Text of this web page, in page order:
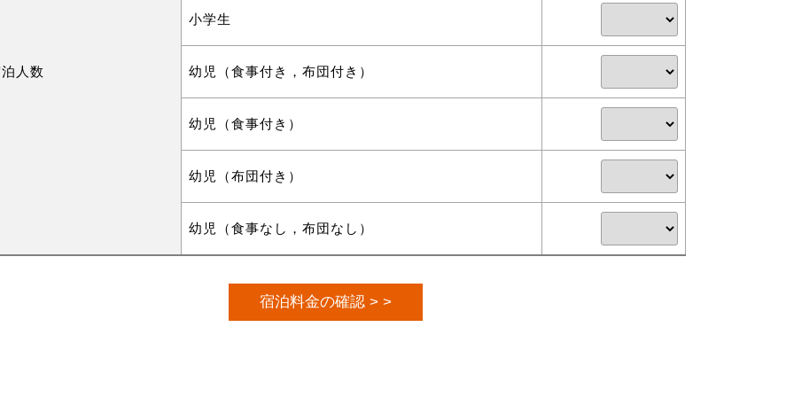
人数
小学生
幼児（食事付き，布団付き）
幼児（食事付き）
幼児（布団付き）
幼児（食事なし，布団なし）
宿泊料金の確認 > >